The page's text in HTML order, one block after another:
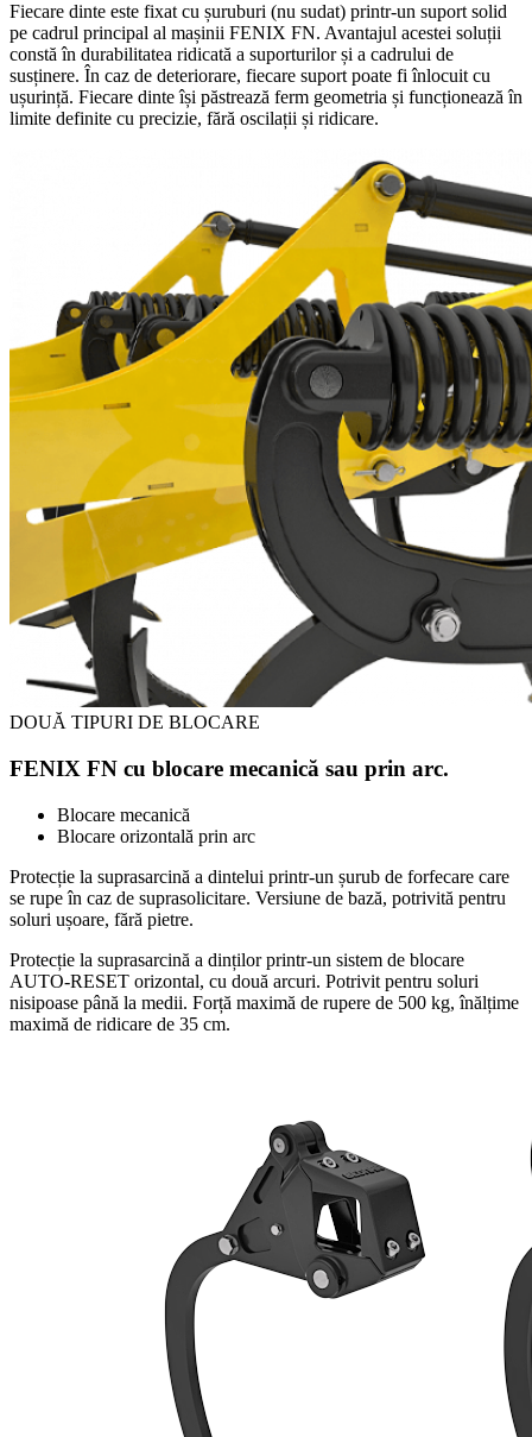
Fiecare dinte este fixat cu șuruburi (nu sudat) printr-un suport solid
pe cadrul principal al mașinii FENIX FN. Avantajul acestei soluții
constă în durabilitatea ridicată a suporturilor și a cadrului de
susținere. În caz de deteriorare, fiecare suport poate fi înlocuit cu
ușurință. Fiecare dinte își păstrează ferm geometria și funcționează în
limite definite cu precizie, fără oscilații și ridicare.
DOUĂ TIPURI DE BLOCARE
FENIX FN cu blocare mecanică sau prin arc.
Blocare mecanică
Blocare orizontală prin arc
Protecție la suprasarcină a dintelui printr-un șurub de forfecare care
se rupe în caz de suprasolicitare. Versiune de bază, potrivită pentru
soluri ușoare, fără pietre.
Protecție la suprasarcină a dinților printr-un sistem de blocare
AUTO-RESET orizontal, cu două arcuri. Potrivit pentru soluri
nisipoase până la medii. Forță maximă de rupere de 500 kg, înălțime
maximă de ridicare de 35 cm.